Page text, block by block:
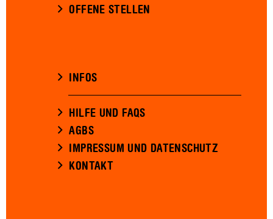
OFFENE STELLEN
INFOS
HILFE UND FAQS
AGBS
IMPRESSUM UND DATENSCHUTZ
KONTAKT